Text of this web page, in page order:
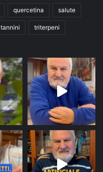
quercetina salute
tannini triterpeni